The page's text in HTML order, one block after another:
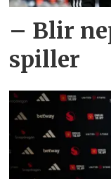
– Blir
spiller